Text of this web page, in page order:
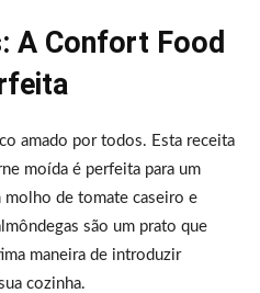
A Confort Food
amado por todos. Esta receita
moída é perfeita para um
de tomate caseiro e
são um prato que
maneira de introduzir
cozinha.